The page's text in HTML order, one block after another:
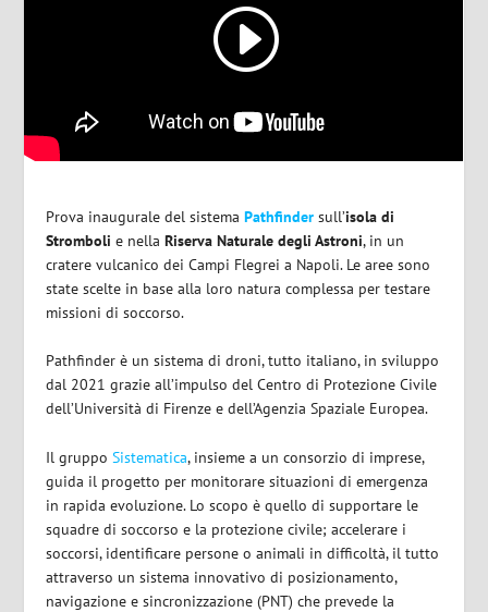
Prova inaugurale del sistemaPathfindersull’isola di
Stromboli e nellaRiserva Naturale degli Astroni, in un
cratere vulcanico dei Campi Flegrei a Napoli. Le aree sono
state scelte in base alla loro natura complessa per testare
missioni di soccorso.
Pathfinder è un sistema di droni, tutto italiano, in sviluppo
dal 2021 grazie all’impulso del Centro di Protezione Civile
dell’Università di Firenze e dell’Agenzia Spaziale Europea.
Il gruppoSistematica, insieme a un consorzio di imprese,
guida il progetto per monitorare situazioni di emergenza
in rapida evoluzione. Lo scopo è quello di supportare le
squadre di soccorso e la protezione civile; accelerare i
soccorsi, identificare persone o animali in difficoltà, il tutto
attraverso un sistema innovativo di posizionamento,
navigazione e sincronizzazione (PNT) che prevede la